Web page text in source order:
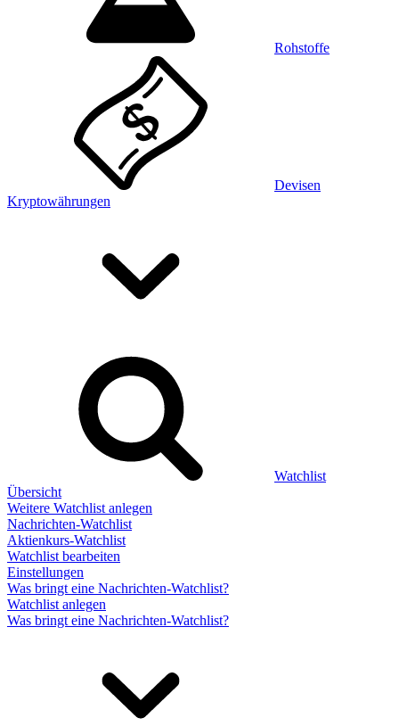
Rohstoffe
Devisen
Kryptowährungen
Watchlist
Übersicht
Weitere Watchlist anlegen
Nachrichten-Watchlist
Aktienkurs-Watchlist
Watchlist bearbeiten
Einstellungen
Was bringt eine Nachrichten-Watchlist?
Watchlist anlegen
Was bringt eine Nachrichten-Watchlist?